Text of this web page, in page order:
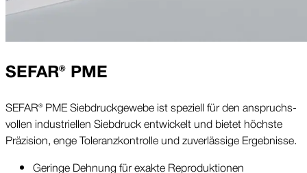
SEFAR® PME
SEFAR® PME Sieb­druck­gewebe ist speziell für den an­spruchs­
vollen indus­triellen Sieb­druck ent­wickelt und bietet höchste
Prä­zision, enge Toleranz­kon­trolle und zuver­lässige Ergeb­nisse.
Geringe Dehnung für exakte Repro­duktionen